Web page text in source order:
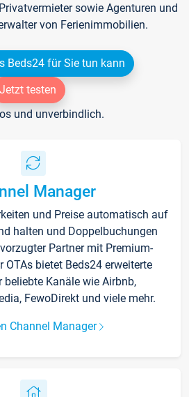
sowie Agenturen und
von Ferienimmobilien.
Beds24 für Sie tun kann
Jetzt testen
und unverbindlich.
Manager
und Preise automatisch auf
halten und Doppelbuchungen
Partner mit Premium-
OTAs bietet Beds24 erweiterte
beliebte Kanäle wie Airbnb,
FewoDirekt und viele mehr.
Channel Manager